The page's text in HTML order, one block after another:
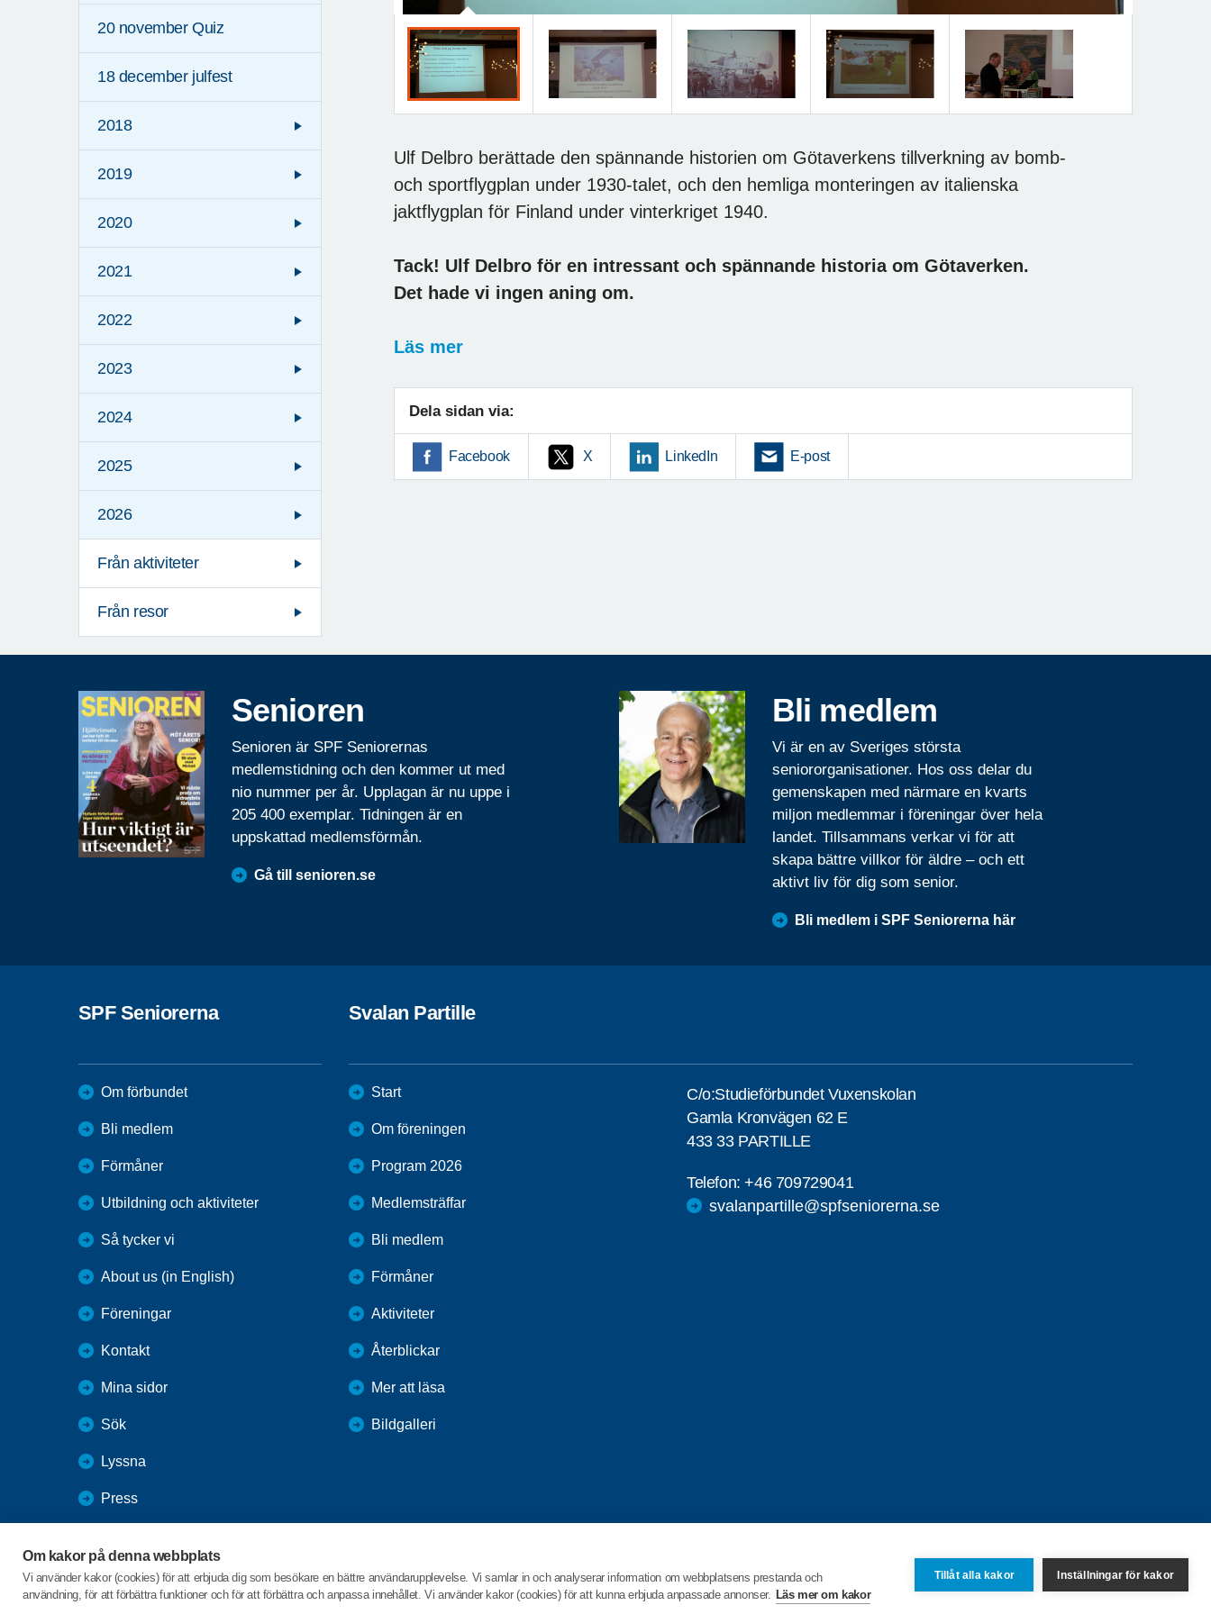
Om kakor på denna webbplats
Vi använder kakor (cookies) för att erbjuda dig som besökare en bättre användarupplevelse. Vi samlar in och analyserar information om webbplatsens prestanda och
användning, för att förbättra funktioner och för att förbättra och anpassa innehållet. Vi använder kakor (cookies) för att kunna erbjuda anpassade annonser. Läs mer om kakor
Tillåt alla kakor Inställningar för kakor
20 november Quiz
18 december julfest
2018
2019
2020
2021
2022
2023
2024
2025
2026
Från aktiviteter
Från resor
Ulf Delbro berättade den spännande historien om Götaverkens tillverkning av bomb-
och sportflygplan under 1930-talet, och den hemliga monteringen av italienska
jaktflygplan för Finland under vinterkriget 1940.
Tack! Ulf Delbro för en intressant och spännande historia om Götaverken.
Det hade vi ingen aning om.
Läs mer
Dela sidan via:
Facebook X LinkedIn E-post
Senioren
Senioren är SPF Seniorernas
medlemstidning och den kommer ut med
nio nummer per år. Upplagan är nu uppe i
205 400 exemplar. Tidningen är en
uppskattad medlemsförmån.
Gå till senioren.se
Bli medlem
Vi är en av Sveriges största
seniororganisationer. Hos oss delar du
gemenskapen med närmare en kvarts
miljon medlemmar i föreningar över hela
landet. Tillsammans verkar vi för att
skapa bättre villkor för äldre – och ett
aktivt liv för dig som senior.
Bli medlem i SPF Seniorerna här
SPF Seniorerna
Om förbundet
Bli medlem
Förmåner
Utbildning och aktiviteter
Så tycker vi
About us (in English)
Föreningar
Kontakt
Mina sidor
Sök
Lyssna
Press
SPF Seniorernas intranät
Svalan Partille
Start
Om föreningen
Program 2026
Medlemsträffar
Bli medlem
Förmåner
Aktiviteter
Återblickar
Mer att läsa
Bildgalleri
C/o:Studieförbundet Vuxenskolan
Gamla Kronvägen 62 E
433 33 PARTILLE
Telefon:+46 709729041
svalanpartille@spfseniorerna.se